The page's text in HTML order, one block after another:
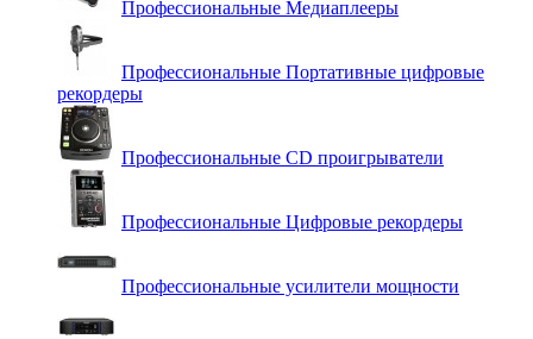
Профессиональные Медиаплееры
Профессиональные Портативные цифровые
рекордеры
Профессиональные СD проигрыватели
Профессиональные Цифровые рекордеры
Профессиональные усилители мощности